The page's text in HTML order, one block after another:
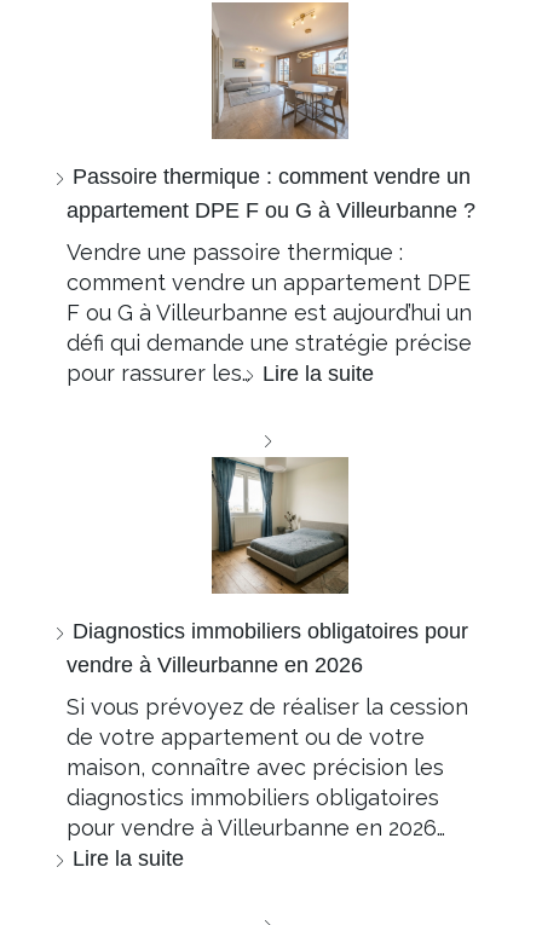
Passoire thermique : comment vendre un
appartement DPE F ou G à Villeurbanne ?
Vendre une passoire thermique :
comment vendre un appartement DPE
F ou G à Villeurbanne est aujourd’hui un
défi qui demande une stratégie précise
pour rassurer les… Lire la suite
Diagnostics immobiliers obligatoires pour
vendre à Villeurbanne en 2026
Si vous prévoyez de réaliser la cession
de votre appartement ou de votre
maison, connaître avec précision les
diagnostics immobiliers obligatoires
pour vendre à Villeurbanne en 2026…
Lire la suite